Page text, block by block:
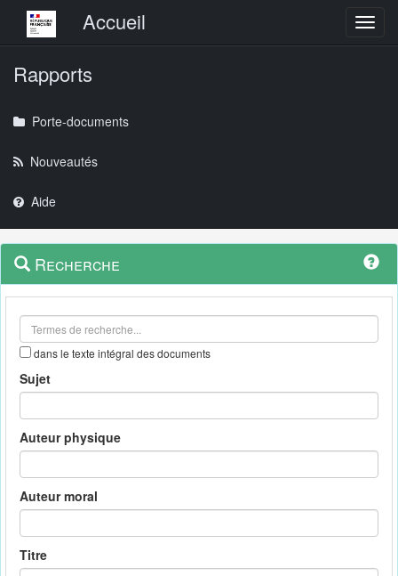
Menu principalAccueil
Rapports
Porte-documents
Nouveautés
Aide
Navigation
outils
Menu
contextuel
Recherche
dans le texte intégral des documents
Sujet
Auteur physique
Auteur moral
Titre